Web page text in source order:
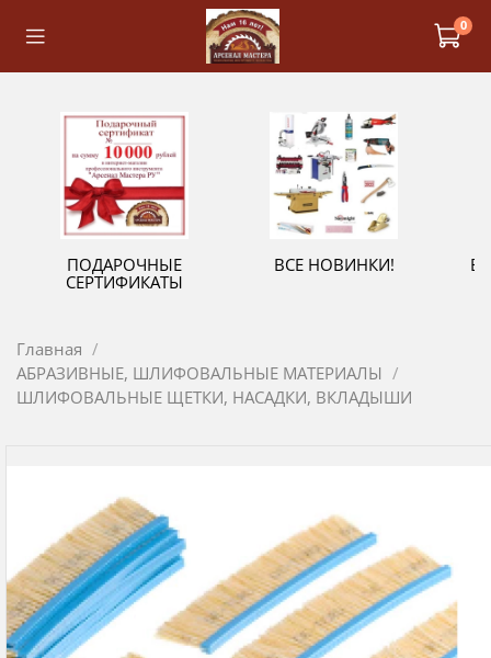
0
ПОДАРОЧНЫЕ
СЕРТИФИКАТЫ
ВСЕ НОВИНКИ!
Главная
АБРАЗИВНЫЕ, ШЛИФОВАЛЬНЫЕ МАТЕРИАЛЫ
ШЛИФОВАЛЬНЫЕ ЩЕТКИ, НАСАДКИ, ВКЛАДЫШИ